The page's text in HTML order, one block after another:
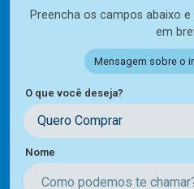
Preencha os campos abaixo
em
Mensagem sobre o
O que você deseja?
Quero Comprar
Nome